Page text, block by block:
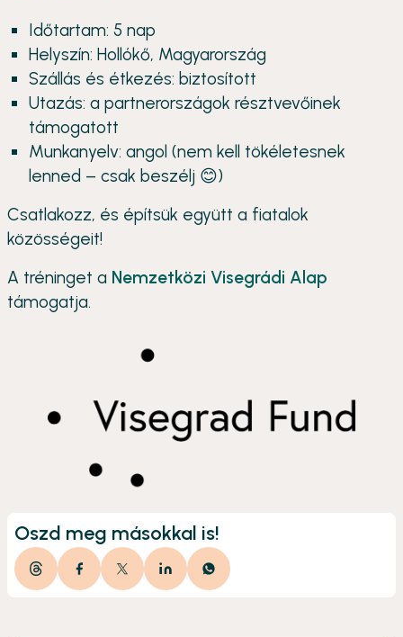
Időtartam: 5 nap
Helyszín: Hollókő, Magyarország
Szállás és étkezés: biztosított
Utazás: a partnerországok résztvevőinek
támogatott
Munkanyelv: angol (nem kell tökéletesnek
lenned – csak beszélj 😊)
Csatlakozz, és építsük együtt a fiatalok
közösségeit!
A tréninget a Nemzetközi Visegrádi Alap
támogatja.
Oszd meg másokkal is!